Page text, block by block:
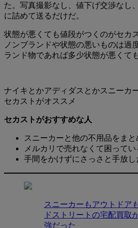
た。写真撮影なし、値下げ交渉なし
に詰めて送るだけだ。
状態が悪くても値段がつくのがセカ
ノンブランドや状態の悪いものは過
ランド物であれば多少状態が悪くて
ナイキとかアディダスとかスニーカ
セカストがオススメ
セカストがおすすめな人
スニーカーと他の不用品をま
メルカリで売れなくて困ってい
手間をかけずにさっさと手放し
スニーカーもアウトドア
ドストリートの宅配買取
強だった